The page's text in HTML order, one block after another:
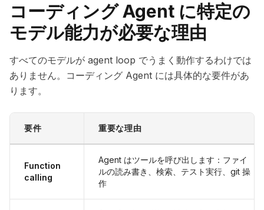
コーディング Agent に特定の
モデル能力が必要な理由
すべてのモデルが agent loop でうまく動作するわけでは
ありません。コーディング Agent には具体的な要件があ
ります。
要件 重要な理由
Function
calling
Agent はツールを呼び出します：ファイ
ルの読み書き、検索、テスト実行、git 操
作